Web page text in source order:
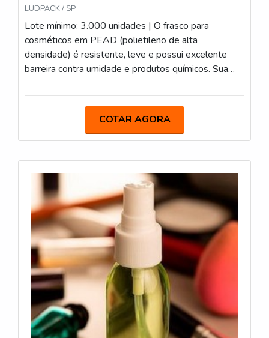
LUDPACK / SP
Lote mínimo: 3.000 unidades | O frasco para
cosméticos em PEAD (polietileno de alta
densidade) é resistente, leve e possui excelente
barreira contra umidade e produtos químicos. Sua
no armazenamento de cremes, loções e géis, sendo
compatível com diferentes tipos de tampas e
válvulas. Possuímos diversos modelos.
COTAR AGORA